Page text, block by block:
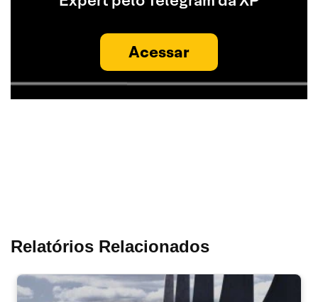
Acessar
Relatórios Relacionados